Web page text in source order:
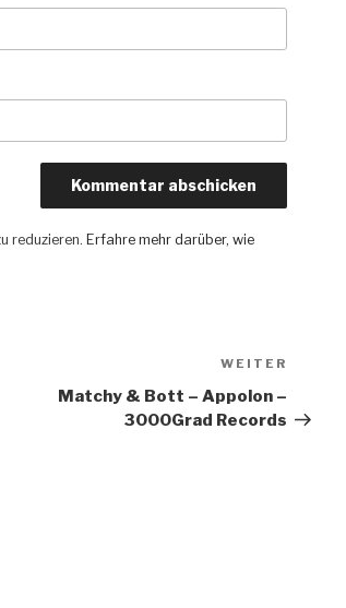
reduzieren. Erfahre mehr darüber, wie
WEITER
Matchy & Bott – Appolon –
3000Grad Records